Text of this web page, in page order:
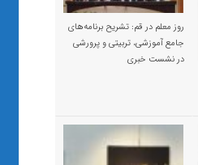
روز معلم در قم: تشریح برنامه‌های
جامع آموزشی، تربیتی و پرورشی
در نشست خبری